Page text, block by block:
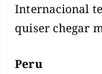
Internacional
quiser chegar
Peru